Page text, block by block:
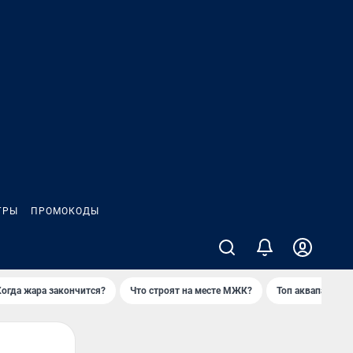
ПРОМОКОДЫ
жара закончится? Что строят на месте МЖК? Топ аквапарков